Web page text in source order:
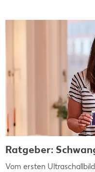
Ratgeber:
Vom ersten